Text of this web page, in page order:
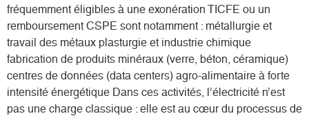
fréquemment éligibles à une exonération TICFE ou un
remboursement CSPE sont notamment : métallurgie et
travail des métaux plasturgie et industrie chimique
fabrication de produits minéraux (verre, béton, céramique)
centres de données (data centers) agro-alimentaire à forte
intensité énergétique Dans ces activités, l’électricité n’est
pas une charge classique : elle est au cœur du processus de